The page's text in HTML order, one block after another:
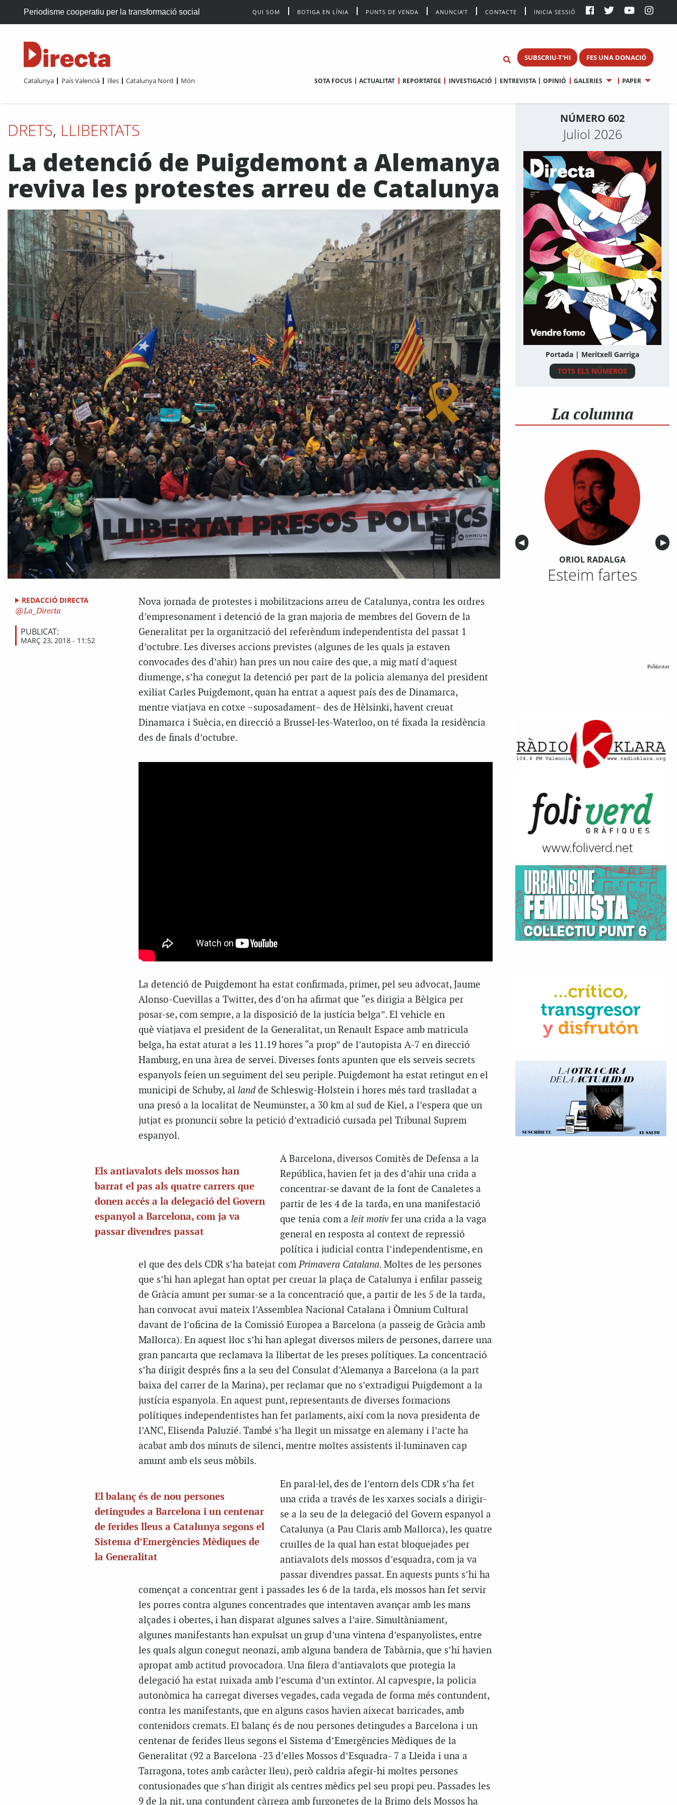
Periodisme cooperatiu per la transformació social QUI SOM BOTIGA EN LÍNIA PUNTS DE VENDA ANUNCIA’T CONTACTE INICIA SESSIÓ
SUBSCRIU-T'HI FES UNA DONACIÓ
Catalunya País Valencià Illes Catalunya Nord Món SOTA FOCUS ACTUALITAT REPORTATGE INVESTIGACIÓ ENTREVISTA OPINIÓ GALERIES PAPER
DRETS, LLIBERTATS
La detenció de Puigdemont a Alemanya
reviva les protestes arreu de Catalunya
REDACCIÓ DIRECTA
La_Directa
PUBLICAT:
MARÇ 23, 2018 - 11:52
Nova jornada de protestes i mobilitzacions arreu de Catalunya, contra les ordres
d’empresonament i detenció de la gran majoria de membres del Govern de la
Generalitat per la organització del referèndum independentista del passat 1
d’octubre. Les diverses accions previstes (algunes de les quals ja estaven
convocades des d’ahir) han pres un nou caire des que, a mig matí d’aquest
diumenge, s’ha conegut la detenció per part de la policia alemanya del president
exiliat Carles Puigdemont, quan ha entrat a aquest país des de Dinamarca,
mentre viatjava en cotxe –suposadament– des de Hèlsinki, havent creuat
Dinamarca i Suècia, en direcció a Brussel·les-Waterloo, on té fixada la residència
des de finals d’octubre.
La detenció de Puigdemont ha estat confirmada, primer, pel seu advocat, Jaume
Alonso-Cuevillas a Twitter, des d’on ha afirmat que “es dirigia a Bèlgica per
posar-se, com sempre, a la disposició de la justícia belga”. El vehicle en
què viatjava el president de la Generalitat, un Renault Espace amb matricula
belga, ha estat aturat a les 11.19 hores “a prop” de l’autopista A-7 en direcció
Hamburg, en una àrea de servei. Diverses fonts apunten que els serveis secrets
espanyols feien un seguiment del seu periple. Puigdemont ha estat retingut en el
municipi de Schuby, al landde Schleswig-Holstein i hores més tard traslladat a
una presó a la localitat de Neumünster, a 30 km al sud de Kiel, a l’espera que un
jutjat es pronunciï sobre la petició d’extradició cursada pel Tribunal Suprem
espanyol.
Els antiavalots dels mossos han
barrat el pas als quatre carrers que
donen accés a la delegació del Govern
espanyol a Barcelona, com ja va
passar divendres passat
A Barcelona, diversos Comitès de Defensa a la
República, havien fet ja des d’ahir una crida a
concentrar-se davant de la font de Canaletes a
partir de les 4 de la tarda, en una manifestació
que tenia com a leit motivfer una crida a la vaga
general en resposta al context de repressió
política i judicial contra l’independentisme, en
el que des dels CDR s’ha batejat comPrimavera Catalana. Moltes de les persones
que s’hi han aplegat han optat per creuar la plaça de Catalunya i enfilar passeig
de Gràcia amunt per sumar-se a la concentració que, a partir de les 5 de la tarda,
han convocat avui mateix l’Assemblea Nacional Catalana i Òmnium Cultural
davant de l’oficina de la Comissió Europea a Barcelona (a passeig de Gràcia amb
Mallorca). En aquest lloc s’hi han aplegat diversos milers de persones, darrere una
gran pancarta que reclamava la llibertat de les preses polítiques. La concentració
s’ha dirigit després fins a la seu del Consulat d’Alemanya a Barcelona (a la part
baixa del carrer de la Marina), per reclamar que no s’extradigui Puigdemont a la
justícia espanyola. En aquest punt, representants de diverses formacions
polítiques independentistes han fet parlaments, així com la nova presidenta de
l’ANC, Elisenda Paluzié. També s’ha llegit un missatge en alemany i l’acte ha
acabat amb dos minuts de silenci, mentre moltes assistents il·luminaven cap
amunt amb els seus mòbils.
El balanç és de nou persones
detingudes a Barcelona i un centenar
de ferides lleus a Catalunya segons el
Sistema d’Emergències Mèdiques de
la Generalitat
En paral·lel, des de l’entorn dels CDR s’ha fet
una crida a través de les xarxes socials a dirigir-
se a la seu de la delegació del Govern espanyol a
Catalunya (a Pau Claris amb Mallorca), les quatre
cruïlles de la qual han estat bloquejades per
antiavalots dels mossos d’esquadra, com ja va
passar divendres passat. En aquests punts s’hi ha
començat a concentrar gent i passades les 6 de la tarda, els mossos han fet servir
les porres contra algunes concentrades que intentaven avançar amb les mans
alçades i obertes, i han disparat algunes salves a l’aire. Simultàniament,
algunes manifestants han expulsat un grup d’una vintena d’espanyolistes, entre
les quals algun conegut neonazi, amb alguna bandera de Tabàrnia, que s’hi havien
apropat amb actitud provocadora. Una filera d’antiavalots que protegia la
delegació ha estat ruixada amb l’escuma d’un extintor. Al capvespre, la policia
autonòmica ha carregat diverses vegades, cada vegada de forma més contundent,
contra les manifestants, que en alguns casos havien aixecat barricades, amb
contenidors cremats. El balanç és de nou persones detingudes a Barcelona i un
centenar de ferides lleus segons el Sistema d’Emergències Mèdiques de la
Generalitat (92 a Barcelona -23 d’elles Mossos d’Esquadra- 7 a Lleida i una a
Tarragona, totes amb caràcter lleu), però caldria afegir-hi moltes persones
contusionades que s’han dirigit als centres mèdics pel seu propi peu. Passades les
9 de la nit, una contundent càrrega amb furgonetes de la Brimo dels Mossos ha
NÚMERO 602
Juliol 2026
Portada | Meritxell Garriga
TOTS ELS NÚMEROS
La columna
Anterior
◀︎ ▶︎
ORIOL RADALGA
Esteim fartes
Publicitat